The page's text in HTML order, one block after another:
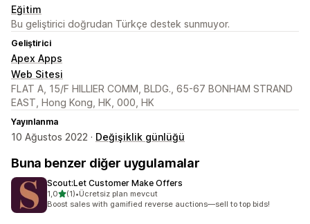
Eğitim
Bu geliştirici doğrudan Türkçe destek sunmuyor.
Geliştirici
Apex Apps
Web Sitesi
FLAT A, 15/F HILLIER COMM, BLDG., 65-67 BONHAM STRAND
EAST, Hong Kong, HK, 000, HK
Yayınlanma
10 Ağustos 2022 · Değişiklik günlüğü
Buna benzer diğer uygulamalar
Scout:Let Customer Make Offers
1,05 yıldız üzerinden
(1)
toplam 1 değerlendirme
•Ücretsiz plan mevcut
Boost sales with gamified reverse auctions—sell to top bids!